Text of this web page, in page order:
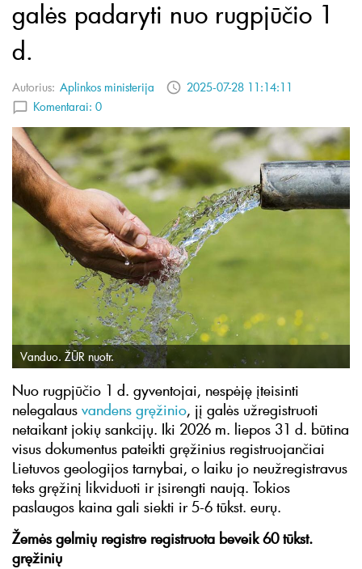
galės padaryti nuo rugpjūčio 1
d.
Autorius: Aplinkos ministerija
2025-07-28 11:14:11
Komentarai: 0
Vanduo. ŽŪR nuotr.
Nuo rugpjūčio 1 d. gyventojai, nespėję įteisinti
nelegalaus vandens gręžinio, jį galės užregistruoti
netaikant jokių sankcijų. Iki 2026 m. liepos 31 d. būtina
visus dokumentus pateikti gręžinius registruojančiai
Lietuvos geologijos tarnybai, o laiku jo neužregistravus
teks gręžinį likviduoti ir įsirengti naują. Tokios
paslaugos kaina gali siekti ir 5-6 tūkst. eurų.
Žemės gelmių registre registruota beveik 60 tūkst.
gręžinių